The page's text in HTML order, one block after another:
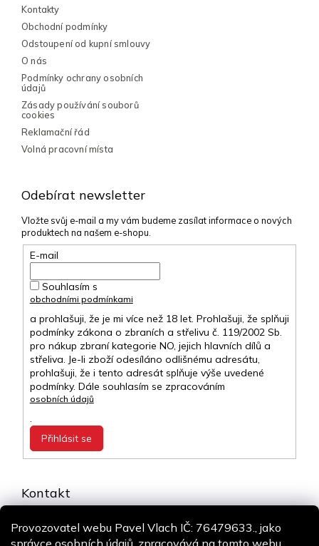
Provozovatel webu Pavel Vlach IČ: 76479633., jako
správce osobních údajů, zpracovává na tomto webu
Odebírat newsletter
Vložte svůj e-mail a my vám budeme zasílat informace o nových
produktech na našem e-shopu.
E-mail
Souhlasím s
obchodními podmínkami
a prohlašuji, že je mi více než 18 let. Prohlašuji, že splňuji
podmínky zákona o zbraních a střelivu č. 119/2002 Sb.
pro nákup zbraní kategorie NO, jejich hlavních dílů a
střeliva. Je-li zboží odesíláno odlišnému adresátu,
prohlašuji, že i tento adresát splňuje výše uvedené
podmínky. Dále souhlasím se zpracováním
osobních údajů
.
Přihlásit se
Kontakt
+420 775 106 530
Kontakty
Obchodní podmínky
Odstoupení od kupní smlouvy
O nás
Podmínky ochrany osobních
údajů
Zásady používání souborů
cookies
Reklamační řád
Volná pracovní místa